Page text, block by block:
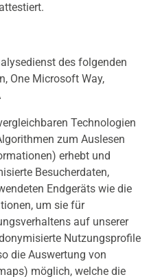
des folgenden
One Microsoft Way,
Technologien
zum Auslesen
erhebt und
Besucherdaten,
Endgeräts wie die
um sie für
auf unserer
Nutzungsprofile
die Auswertung von
möglich, welche die